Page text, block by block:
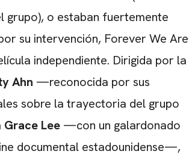
grupo), o estaban fuertemente
su intervención, Forever We Are
independiente. Dirigida por la
Ahn —reconocida por sus
sobre la trayectoria del grupo
Grace Lee —con un galardonado
documental estadounidense—,